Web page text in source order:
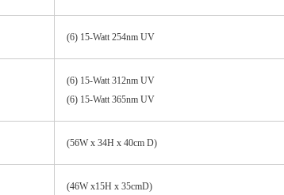
(6) 15-Watt 254nm UV
(6) 15-Watt 312nm UV
(6) 15-Watt 365nm UV
(56W x 34H x 40cm D)
(46W x15H x 35cmD)